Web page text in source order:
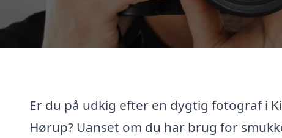
Er du på udkig efter en dygtig fotograf i
Hørup? Uanset om du har brug for